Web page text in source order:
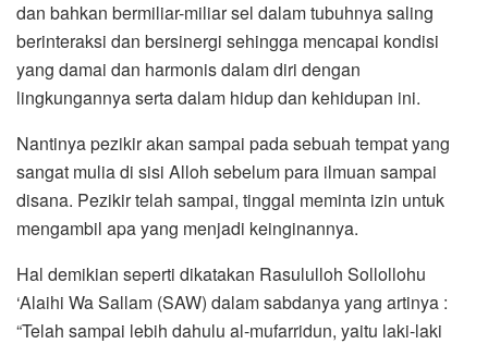
dan bahkan bermiliar-miliar sel dalam tubuhnya saling
berinteraksi dan bersinergi sehingga mencapai kondisi
yang damai dan harmonis dalam diri dengan
lingkungannya serta dalam hidup dan kehidupan ini.
Nantinya pezikir akan sampai pada sebuah tempat yang
sangat mulia di sisi Alloh sebelum para ilmuan sampai
disana. Pezikir telah sampai, tinggal meminta izin untuk
mengambil apa yang menjadi keinginannya.
Hal demikian seperti dikatakan Rasululloh Sollollohu
‘Alaihi Wa Sallam (SAW) dalam sabdanya yang artinya :
“Telah sampai lebih dahulu al-mufarridun, yaitu laki-laki